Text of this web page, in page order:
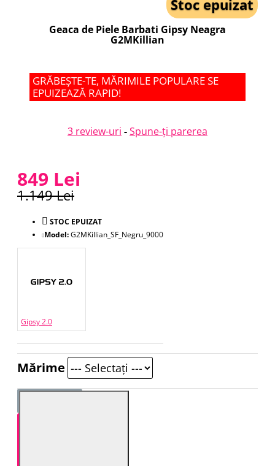
Stoc epuizat
Geaca de Piele Barbati Gipsy Neagra
G2MKillian
GRĂBEȘTE-TE, MĂRIMILE POPULARE SE
EPUIZEAZĂ RAPID!
3 review-uri -Spune-ţi parerea
849 Lei
1.149 Lei
STOC EPUIZAT
Model:G2MKillian_SF_Negru_9000
Gipsy 2.0
Mărime